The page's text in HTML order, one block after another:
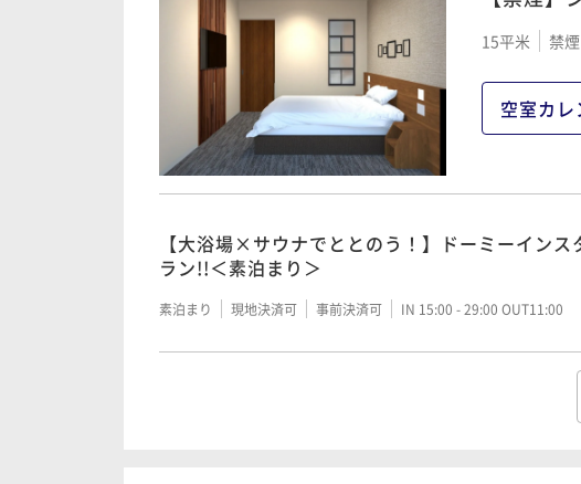
15平米 禁煙
空室カレ
【大浴場×サウナでととのう！】ドーミーインス
ラン!!＜素泊まり＞
素泊まり 現地決済可 事前決済可 IN 15:00 - 29:00 OUT11:00
【大浴場×サウナでととのう！】ドーミーインス